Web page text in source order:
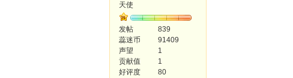
天使
发帖
839
蕊迷币
91409
声望
1
贡献值
1
好评度
80